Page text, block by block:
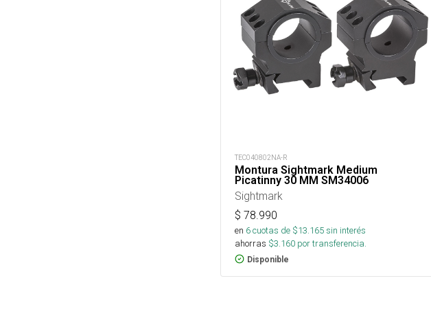
TEC040802NA-R
Montura Sightmark Medium
Picatinny 30 MM SM34006
Sightmark
$ 78.990
en 6cuotas de $13.165sin interés
ahorras $3.160 por transferencia.
Disponible